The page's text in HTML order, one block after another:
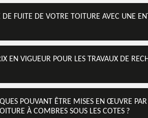
DE FUITE DE VOTRE TOITURE AVEC UNE
EN VIGUEUR POUR LES TRAVAUX DE
POUVANT ÊTRE MISES EN ŒUVRE
À COMBRES SOUS LES COTES ?